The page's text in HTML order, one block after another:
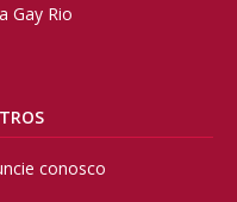
Gay Rio
conosco